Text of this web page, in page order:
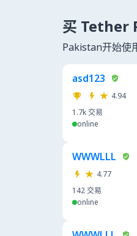
买 Tether
Pakistan开始使
asd123
4.94
1.7k交易
online
WWWLLL
4.77
142交易
online